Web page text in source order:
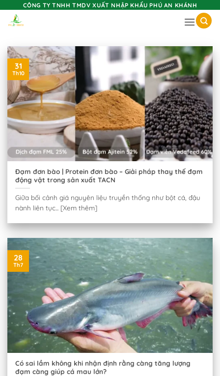
CÔNG TY TNHH TMDV XUẤT NHẬP KHẨU PHÚ AN KHÁNH
Đạm đơn bào | Protein đơn bào – Giải pháp thay thế đạm
động vật trong sản xuất TACN
Giữa bối cảnh giá nguyên liệu truyền thống như bột cá, đậu
nành liên tục... [Xem thêm]
31
Th10
Có sai lầm không khi nhận định rằng càng tăng lượng
đạm càng giúp cá mau lớn?
28
Th7